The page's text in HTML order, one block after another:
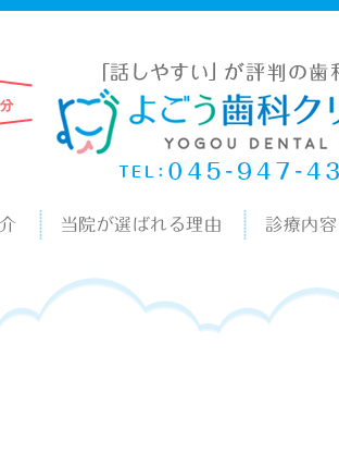
当院が選ばれる理由 診療内容